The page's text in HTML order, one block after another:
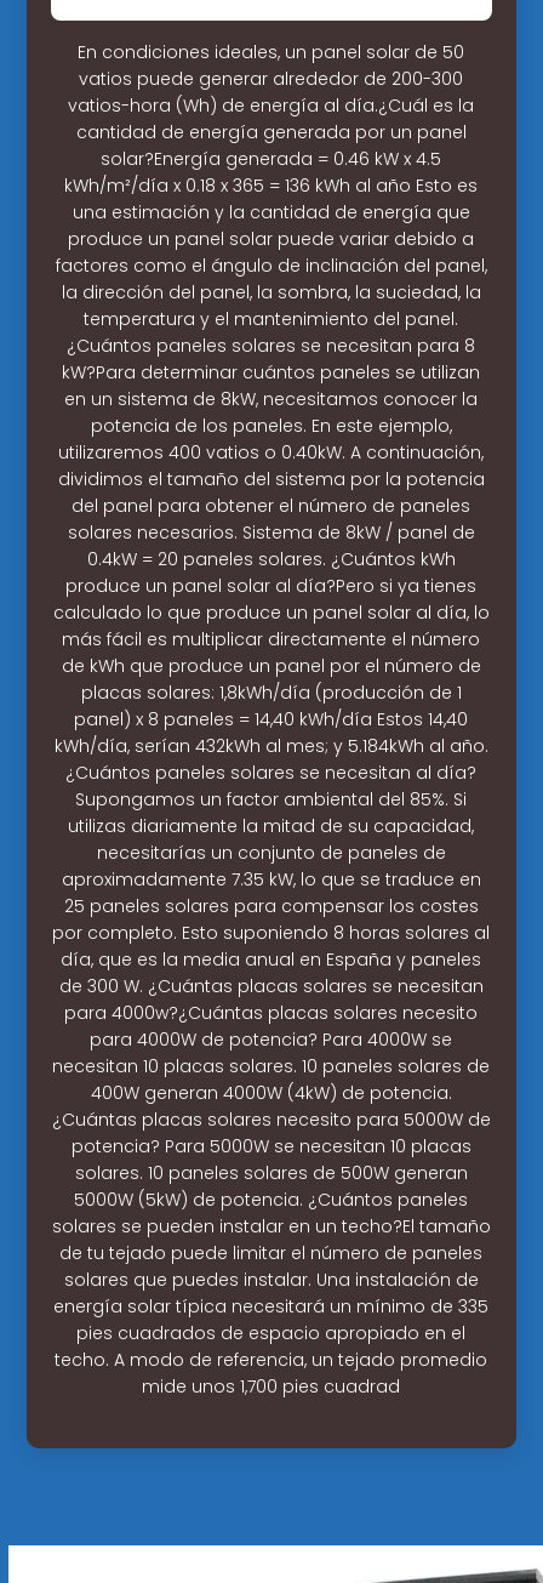
En condiciones ideales, un panel solar de 50
vatios puede generar alrededor de 200-300
vatios-hora (Wh) de energía al día.¿Cuál es la
cantidad de energía generada por un panel
solar?Energía generada = 0.46 kW x 4.5
kWh/m²/día x 0.18 x 365 = 136 kWh al año Esto es
una estimación y la cantidad de energía que
produce un panel solar puede variar debido a
factores como el ángulo de inclinación del panel,
la dirección del panel, la sombra, la suciedad, la
temperatura y el mantenimiento del panel.
¿Cuántos paneles solares se necesitan para 8
kW?Para determinar cuántos paneles se utilizan
en un sistema de 8kW, necesitamos conocer la
potencia de los paneles. En este ejemplo,
utilizaremos 400 vatios o 0.40kW. A continuación,
dividimos el tamaño del sistema por la potencia
del panel para obtener el número de paneles
solares necesarios. Sistema de 8kW / panel de
0.4kW = 20 paneles solares. ¿Cuántos kWh
produce un panel solar al día?Pero si ya tienes
calculado lo que produce un panel solar al día, lo
más fácil es multiplicar directamente el número
de kWh que produce un panel por el número de
placas solares: 1,8kWh/día (producción de 1
panel) x 8 paneles = 14,40 kWh/día Estos 14,40
kWh/día, serían 432kWh al mes; y 5.184kWh al año.
¿Cuántos paneles solares se necesitan al día?
Supongamos un factor ambiental del 85%. Si
utilizas diariamente la mitad de su capacidad,
necesitarías un conjunto de paneles de
aproximadamente 7.35 kW, lo que se traduce en
25 paneles solares para compensar los costes
por completo. Esto suponiendo 8 horas solares al
día, que es la media anual en España y paneles
de 300 W. ¿Cuántas placas solares se necesitan
para 4000w?¿Cuántas placas solares necesito
para 4000W de potencia? Para 4000W se
necesitan 10 placas solares. 10 paneles solares de
400W generan 4000W (4kW) de potencia.
¿Cuántas placas solares necesito para 5000W de
potencia? Para 5000W se necesitan 10 placas
solares. 10 paneles solares de 500W generan
5000W (5kW) de potencia. ¿Cuántos paneles
solares se pueden instalar en un techo?El tamaño
de tu tejado puede limitar el número de paneles
solares que puedes instalar. Una instalación de
energía solar típica necesitará un mínimo de 335
pies cuadrados de espacio apropiado en el
techo. A modo de referencia, un tejado promedio
mide unos 1,700 pies cuadrad